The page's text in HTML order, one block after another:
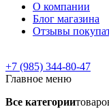
О компании
Блог магазина
Отзывы
+7 (985) 344-80-47
Главное меню
Все категории